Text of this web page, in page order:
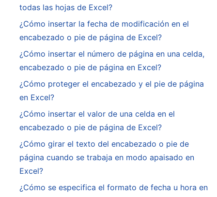
todas las hojas de Excel?
¿Cómo insertar la fecha de modificación en el
encabezado o pie de página de Excel?
¿Cómo insertar el número de página en una celda,
encabezado o pie de página en Excel?
¿Cómo proteger el encabezado y el pie de página
en Excel?
¿Cómo insertar el valor de una celda en el
encabezado o pie de página de Excel?
¿Cómo girar el texto del encabezado o pie de
página cuando se trabaja en modo apaisado en
Excel?
¿Cómo se especifica el formato de fecha u hora en